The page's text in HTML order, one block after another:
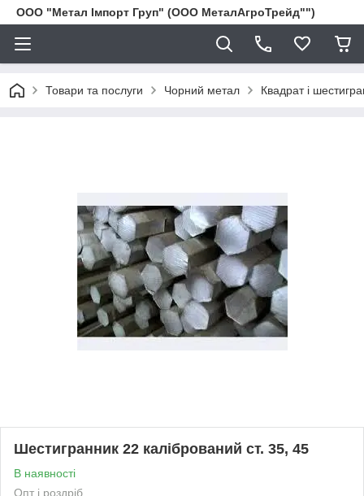
ООО "Метал Імпорт Груп" (ООО МеталАгроТрейд"")
Товари та послуги Чорний метал Квадрат і
Шестигранник 22 калібрований ст. 35, 45
В наявності
Опт і роздріб